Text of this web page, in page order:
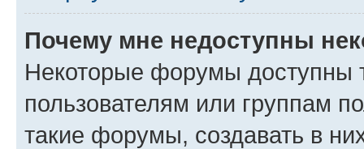
Почему мне недоступны
Некоторые форумы доступны
пользователям или группам
такие форумы, создавать в